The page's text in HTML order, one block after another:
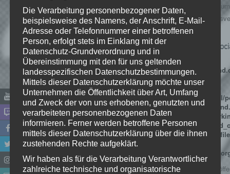
Urheberrechtsverletzung aufmerksam werden, bitten wir
entsprechenden Hinweis. Bei Bekanntwerden von
werden wir derartige Inhalte umgehend entfernen.
Dieses Impressum gilt auch für die folgenden
Profile/Kanäle:
Facebook:https://www.facebook.com/
Twitter:https://twitter.com/Kellerkind_org
Google+:
https://plus.google.com/+KellerkindOrgOfficial/
Instagram: https://www.instagram.com/
YouTube:https://www.youtube.com/user/
SoundCloud:https://soundcloud.com/
Twitch:http://www.twitch.tv/kellerkind_org/profile
Steam-Gruppe:
http://steamcommunity.com/groups/
Der Nutzung von im Rahmen der Impressumspflicht
Die Verarbeitung personenbezogener Daten,
beispielsweise des Namens, der Anschrift, E-Mail-
Adresse oder Telefonnummer einer betroffenen
Person, erfolgt stets im Einklang mit der
Datenschutz-Grundverordnung und in
Übereinstimmung mit den für uns geltenden
landesspezifischen Datenschutzbestimmungen.
Mittels dieser Datenschutzerklärung möchte unser
Unternehmen die Öffentlichkeit über Art, Umfang
und Zweck der von uns erhobenen, genutzten und
verarbeiteten personenbezogenen Daten
informieren. Ferner werden betroffene Personen
mittels dieser Datenschutzerklärung über die ihnen
zustehenden Rechte aufgeklärt.
Wir haben als für die Verarbeitung Verantwortlicher
zahlreiche technische und organisatorische